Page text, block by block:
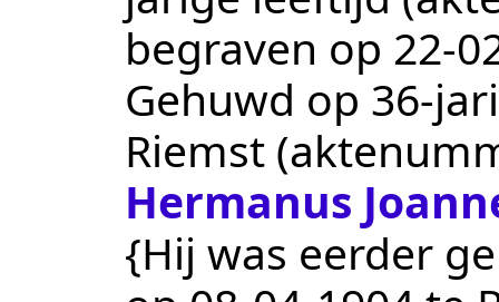
begraven op
Gehuwd op 36-
Riemst
Hermanus
{Hij was eerder